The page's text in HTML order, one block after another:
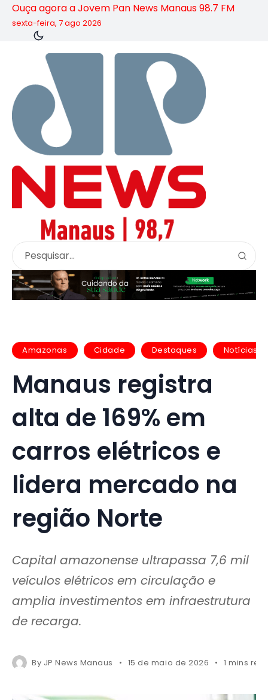
Ouça agora a Jovem Pan News Manaus 98.7 FM
sexta-feira, 7 ago 2026
Amazonas Cidade Destaques Notícias
Manaus registra
alta de 169% em
carros elétricos e
lidera mercado na
região Norte
Capital amazonense ultrapassa 7,6 mil
veículos elétricos em circulação e
amplia investimentos em infraestrutura
de recarga.
By JP News Manaus 15 de maio de 2026 1 mins